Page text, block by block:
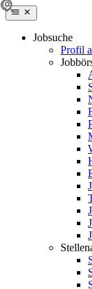
Jobsuche
Profil